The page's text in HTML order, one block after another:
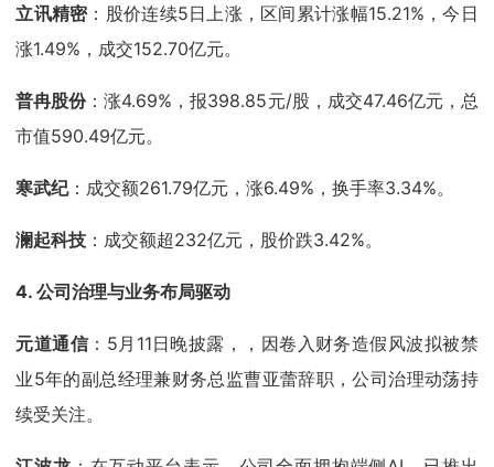
立讯精密：股价连续5日上涨，区间累计涨幅15.21%，今日
涨1.49%，成交152.70亿元。
普冉股份：涨4.69%，报398.85元/股，成交47.46亿元，总
市值590.49亿元。
寒武纪：成交额261.79亿元，涨6.49%，换手率3.34%。
澜起科技 ：成交额超232亿元，股价跌3.42%。
4. 公司治理与业务布局驱动
元道通信：5月11日晚披露，，因卷入财务造假风波拟被禁
业5年的副总经理兼财务总监曹亚蕾辞职，公司治理动荡持
续受关注。